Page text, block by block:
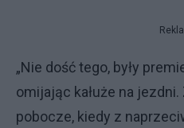
„Nie dość tego, były
omijając kałuże na jezdni.
pobocze, kiedy z